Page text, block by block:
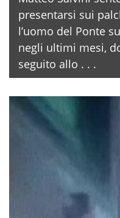
presentarsi sui
l’uomo del Ponte
negli ultimi mesi,
seguito allo . . .